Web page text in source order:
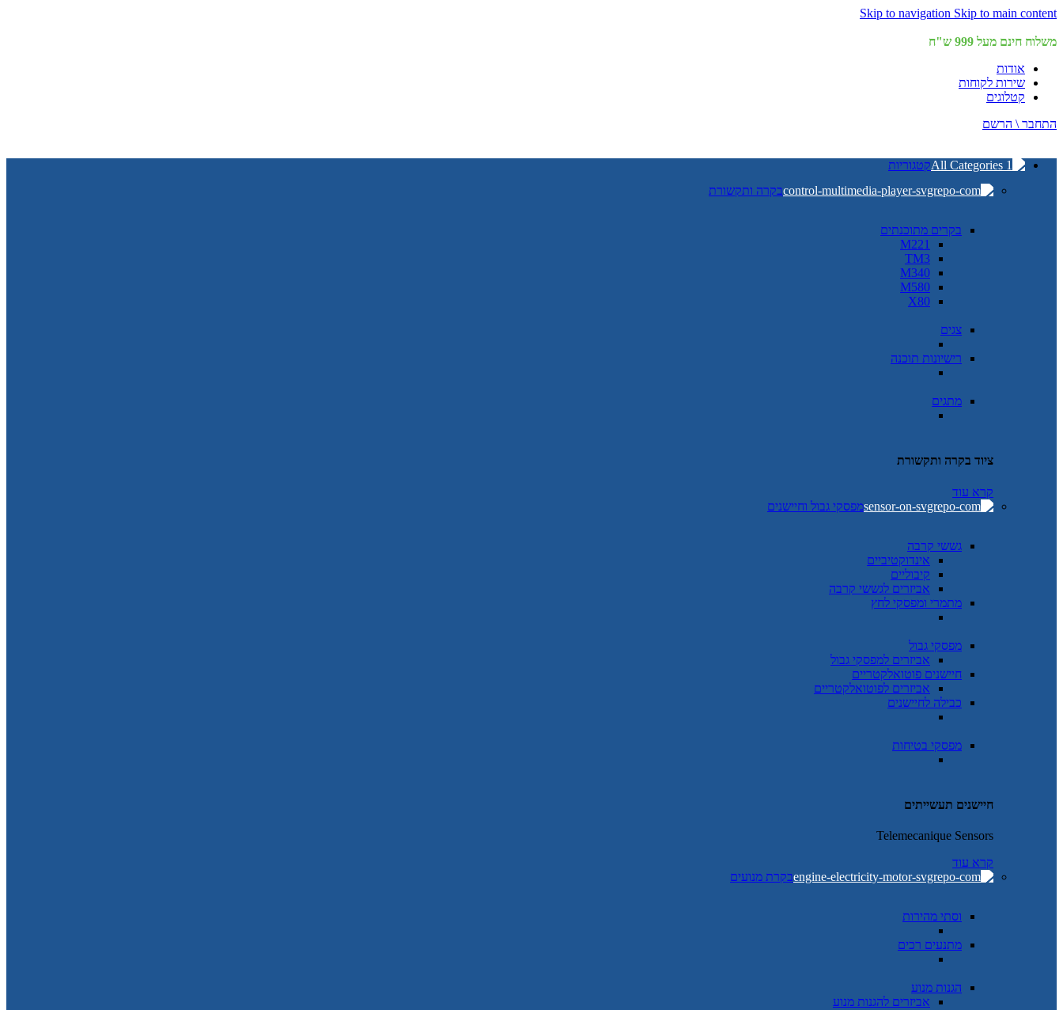
Skip to navigation Skip to main content
משלוח חינם מעל 999 ש"ח
אודות
שירות לקוחות
קטלוגים
התחבר \ הרשם
קטגוריות
בקרה ותקשורת
בקרים מתוכנתים
M221
TM3
M340
M580
X80
צגים
רישיונות תוכנה
מתגים
ציוד בקרה ותקשורת
קרא עוד
מפסקי גבול וחיישנים
גששי קרבה
אינדוקטיביים
קיבוליים
אביזרים לגששי קרבה
מתמרי ומפסקי לחץ
מפסקי גבול
אביזרים למפסקי גבול
חיישנים פוטואלקטריים
אביזרים לפוטואלקטריים
כבילה לחיישנים
מפסקי בטיחות
חיישנים תעשייתים
Telemecanique Sensors
קרא עוד
בקרת מנועים
וסתי מהירות
מתנעים רכים
הגנות מנוע
אביזרים להגנות מנוע